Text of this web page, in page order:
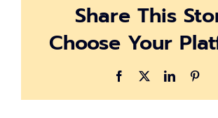
Share This
Choose Your
Facebook LinkedIn